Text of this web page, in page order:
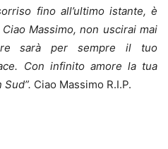
fino all’ultimo istante, è
Massimo, non uscirai mai
sarà per sempre il tuo
Con infinito amore la tua
Ciao Massimo R.I.P.